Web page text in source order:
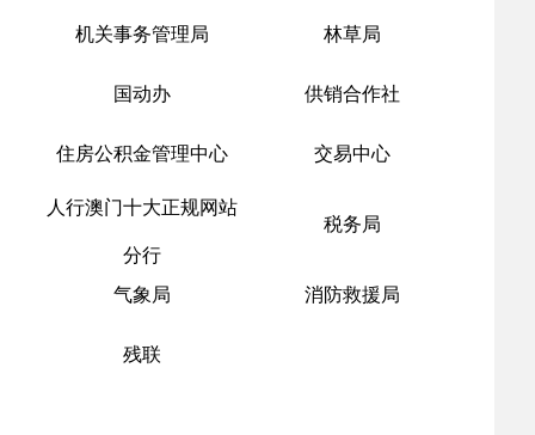
机关事务管理局 林草局
国动办 供销合作社
住房公积金管理中心 交易中心
人行澳门十大正规网站
分行
税务局
气象局 消防救援局
残联